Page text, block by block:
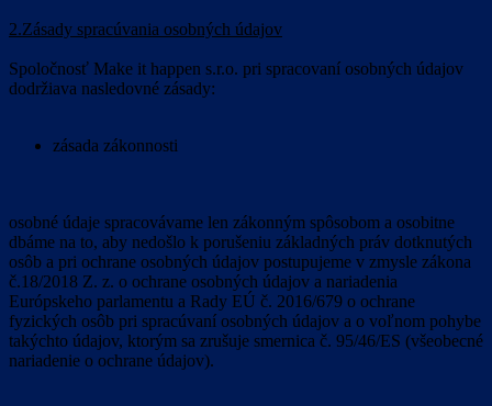
2.Zásady spracúvania osobných údajov
Spoločnosť Make it happen s.r.o. pri spracovaní osobných údajov
dodržiava nasledovné zásady:
zásada zákonnosti
osobné údaje spracovávame len zákonným spôsobom a osobitne
dbáme na to, aby nedošlo k porušeniu základných práv dotknutých
osôb a pri ochrane osobných údajov postupujeme v zmysle zákona
č.18/2018 Z. z. o ochrane osobných údajov a nariadenia
Európskeho parlamentu a Rady EÚ č. 2016/679 o ochrane
fyzických osôb pri spracúvaní osobných údajov a o voľnom pohybe
takýchto údajov, ktorým sa zrušuje smernica č. 95/46/ES (všeobecné
nariadenie o ochrane údajov).